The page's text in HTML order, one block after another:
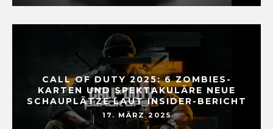
CALL OF DUTY 2025: 6 ZOMBIES-
KARTEN UND SPEKTAKULÄRE NEUE
SCHAUPLÄTZE LAUT INSIDER-BERICHT
17. MÄRZ 2025